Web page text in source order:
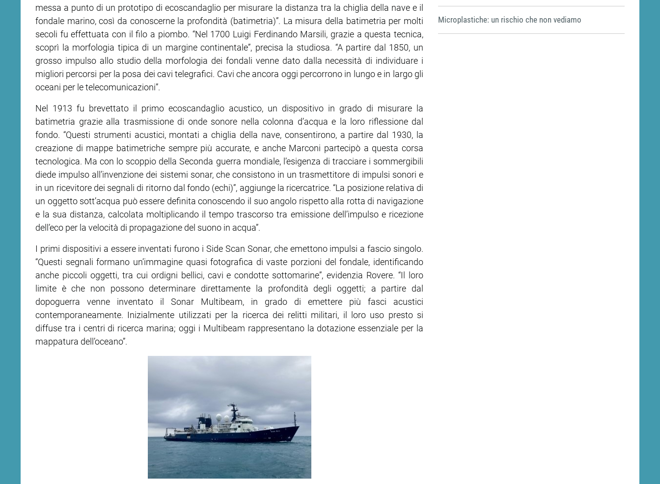
messa a punto di un prototipo di ecoscandaglio per misurare la distanza tra la chiglia della nave e il
fondale marino, così da conoscerne la profondità (batimetria)”. La misura della batimetria per molti
secoli fu effettuata con il filo a piombo. “Nel 1700 Luigi Ferdinando Marsili, grazie a questa tecnica,
scoprì la morfologia tipica di un margine continentale”, precisa la studiosa. “A partire dal 1850, un
grosso impulso allo studio della morfologia dei fondali venne dato dalla necessità di individuare i
migliori percorsi per la posa dei cavi telegrafici. Cavi che ancora oggi percorrono in lungo e in largo gli
oceani per le telecomunicazioni”.
Nel 1913 fu brevettato il primo ecoscandaglio acustico, un dispositivo in grado di misurare la
batimetria grazie alla trasmissione di onde sonore nella colonna d’acqua e la loro riflessione dal
fondo. “Questi strumenti acustici, montati a chiglia della nave, consentirono, a partire dal 1930, la
creazione di mappe batimetriche sempre più accurate, e anche Marconi partecipò a questa corsa
tecnologica. Ma con lo scoppio della Seconda guerra mondiale, l’esigenza di tracciare i sommergibili
diede impulso all’invenzione dei sistemi sonar, che consistono in un trasmettitore di impulsi sonori e
in un ricevitore dei segnali di ritorno dal fondo (echi)”, aggiunge la ricercatrice. “La posizione relativa di
un oggetto sott’acqua può essere definita conoscendo il suo angolo rispetto alla rotta di navigazione
e la sua distanza, calcolata moltiplicando il tempo trascorso tra emissione dell’impulso e ricezione
dell’eco per la velocità di propagazione del suono in acqua”.
I primi dispositivi a essere inventati furono i Side Scan Sonar, che emettono impulsi a fascio singolo.
“Questi segnali formano un’immagine quasi fotografica di vaste porzioni del fondale, identificando
anche piccoli oggetti, tra cui ordigni bellici, cavi e condotte sottomarine”, evidenzia Rovere. “Il loro
limite è che non possono determinare direttamente la profondità degli oggetti; a partire dal
dopoguerra venne inventato il Sonar Multibeam, in grado di emettere più fasci acustici
contemporaneamente. Inizialmente utilizzati per la ricerca dei relitti militari, il loro uso presto si
diffuse tra i centri di ricerca marina; oggi i Multibeam rappresentano la dotazione essenziale per la
mappatura dell’oceano”.
Microplastiche: un rischio che non vediamo